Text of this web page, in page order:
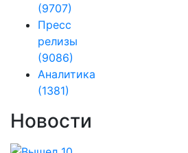
(9707)
Пресс
релизы
(9086)
Аналитика
(1381)
Новости